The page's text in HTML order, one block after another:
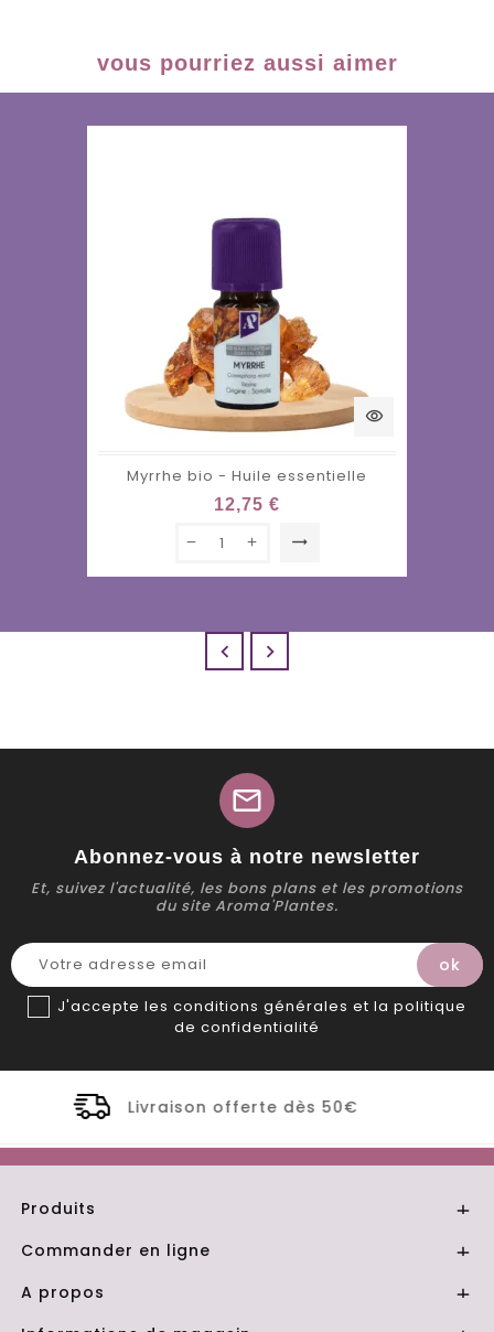
vous pourriez aussi aimer
visibility
Myrrhe bio - Huile essentielle
12,75 €
trending_flat
 
mail
Abonnez-vous à notre newsletter
Et, suivez l'actualité, les bons plans et les promotions
du site Aroma'Plantes.
J'accepte les conditions générales et la politique
de confidentialité
dès 50€ Distillerie Bio artisanale
Produits 
Commander en ligne 
A propos 